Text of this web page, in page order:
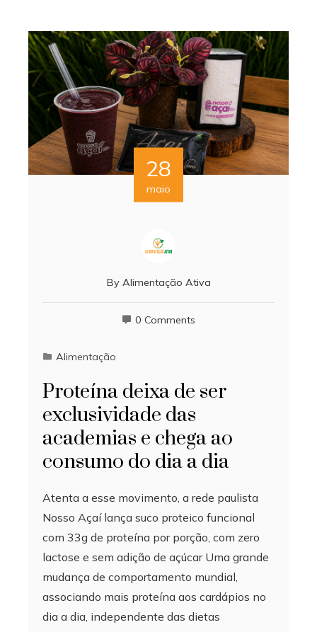
28
maio
By Alimentação Ativa
0 Comments
Alimentação
Proteína deixa de ser
exclusividade das
academias e chega ao
consumo do dia a dia
Atenta a esse movimento, a rede paulista
Nosso Açaí lança suco proteico funcional
com 33g de proteína por porção, com zero
lactose e sem adição de açúcar Uma grande
mudança de comportamento mundial,
associando mais proteína aos cardápios no
dia a dia, independente das dietas